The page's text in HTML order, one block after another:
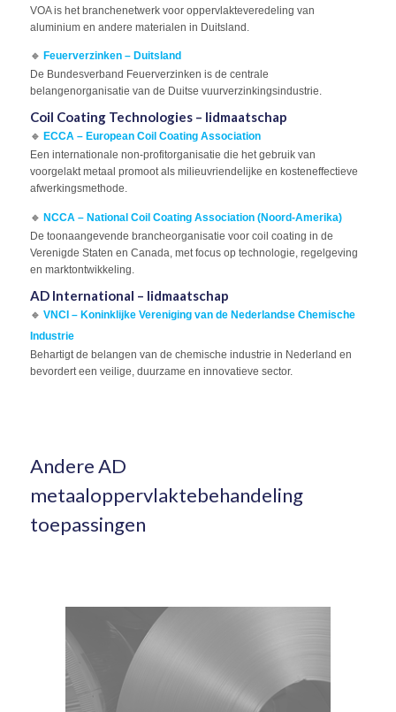
VOA is het branchenetwerk voor oppervlakteveredeling van
aluminium en andere materialen in Duitsland.
🔹 Feuerverzinken – Duitsland
De Bundesverband Feuerverzinken is de centrale
belangenorganisatie van de Duitse vuurverzinkingsindustrie.
​​Coil Coating Technologies – lidmaatschap
🔹 ECCA – European Coil Coating Association
Een internationale non-profitorganisatie die het gebruik van
voorgelakt metaal promoot als milieuvriendelijke en kosteneffectieve
afwerkingsmethode.
🔹 NCCA – National Coil Coating Association (Noord-Amerika)
De toonaangevende brancheorganisatie voor coil coating in de
Verenigde Staten en Canada, met focus op technologie, regelgeving
en marktontwikkeling.
​​AD International – lidmaatschap
🔹 VNCI – Koninklijke Vereniging van de Nederlandse Chemische
Industrie
Behartigt de belangen van de chemische industrie in Nederland en
bevordert een veilige, duurzame en innovatieve sector.
Andere AD
metaaloppervlaktebehandeling
toepassingen